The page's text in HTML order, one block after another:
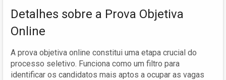
Detalhes sobre a Prova Objetiva
Online
A prova objetiva online constitui uma etapa crucial do
processo seletivo. Funciona como um filtro para
identificar os candidatos mais aptos a ocupar as vagas